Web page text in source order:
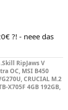
?! - neee das
RipJaws V
OC, MSI B450
CRUCIAL M.2
X705F 4GB 192GB,